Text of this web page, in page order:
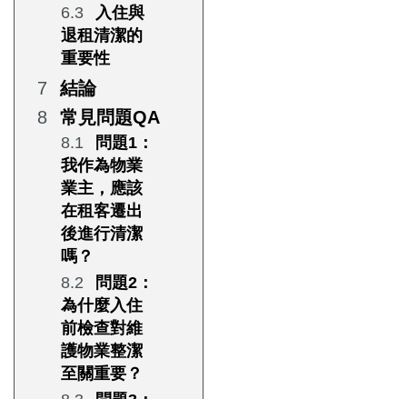
入住與
退租清潔的
重要性
結論
常見問題QA
問題1：
我作為物業
業主，應該
在租客遷出
後進行清潔
嗎？
問題2：
為什麼入住
前檢查對維
護物業整潔
至關重要？